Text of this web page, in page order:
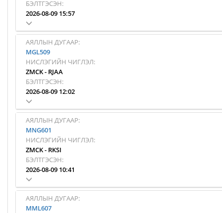
БЭЛТГЭСЭН:
2026-08-09 15:57
АЯЛЛЫН ДУГААР:
MGL509
НИСЛЭГИЙН ЧИГЛЭЛ:
ZMCK- RJAA
БЭЛТГЭСЭН:
2026-08-09 12:02
АЯЛЛЫН ДУГААР:
MNG601
НИСЛЭГИЙН ЧИГЛЭЛ:
ZMCK- RKSI
БЭЛТГЭСЭН:
2026-08-09 10:41
АЯЛЛЫН ДУГААР:
MML607